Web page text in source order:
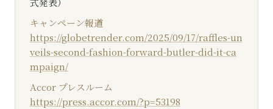
キャンペーン報道
https://globetrender.com/2025/09/17/raffles-un
veils-second-fashion-forward-butler-did-it-ca
mpaign/
Accor プレスルーム
https://press.accor.com/?p=53198